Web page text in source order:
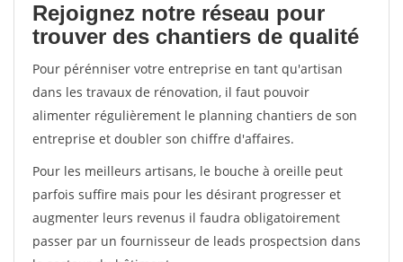
Rejoignez notre réseau pour
trouver des chantiers de qualité
Pour pérénniser votre entreprise en tant qu'artisan
dans les travaux de rénovation, il faut pouvoir
alimenter régulièrement le planning chantiers de son
entreprise et doubler son chiffre d'affaires.
Pour les meilleurs artisans, le bouche à oreille peut
parfois suffire mais pour les désirant progresser et
augmenter leurs revenus il faudra obligatoirement
passer par un fournisseur de leads prospectsion dans